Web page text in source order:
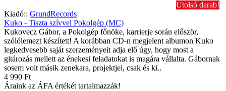
Utolsó darab!
Kiadó:: GrundRecords
Kuko - Tiszta szívvel Pokolgép (MC)
Kukovecz Gábor, a Pokolgép főnöke, karrierje során először,
szólólemezt készített! A korábban CD-n megjelent albumon Kuko
legkedvesebb saját szerzeményeit adja elő úgy, hogy most a
gitározás mellett az énekesi feladatokat is magára vállalta. Gábornak
sosem volt másik zenekara, projektjei, csak és ki..
4 990 Ft
Áraink az ÁFA értékét tartalmazzák!